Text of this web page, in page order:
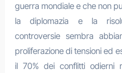
guerra mondiale e che non
la diplomazia e la
controversie sembra
proliferazione di tensioni ed
il 70% dei conflitti odierni